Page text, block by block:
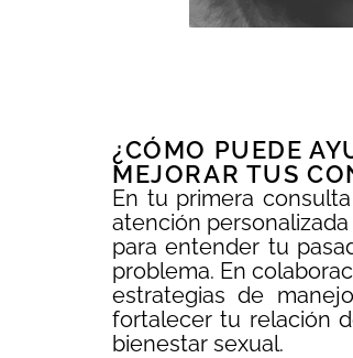
¿CÓMO PUEDE
MEJORAR TUS
En tu primera
atención
para entender tu
problema. En
estrategias de
fortalecer tu relación
bienestar sexual.